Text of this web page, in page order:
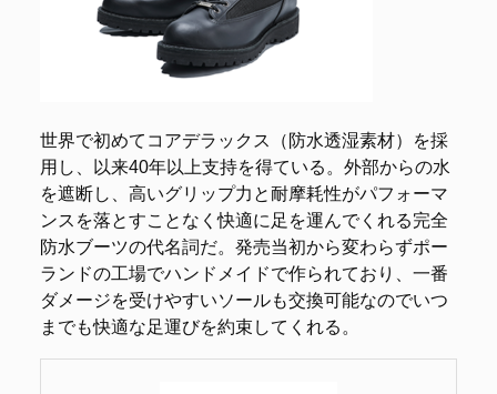
世界で初めてコアデラックス（防水透湿素材）を採
用し、以来40年以上支持を得ている。外部からの水
を遮断し、高いグリップ力と耐摩耗性がパフォーマ
ンスを落とすことなく快適に足を運んでくれる完全
防水ブーツの代名詞だ。発売当初から変わらずポー
ランドの工場でハンドメイドで作られており、一番
ダメージを受けやすいソールも交換可能なのでいつ
までも快適な足運びを約束してくれる。